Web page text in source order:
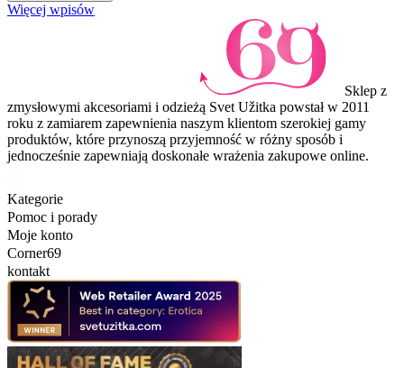
Więcej wpisów
Sklep z
zmysłowymi akcesoriami i odzieżą Svet Užitka powstał w 2011
roku z zamiarem zapewnienia naszym klientom szerokiej gamy
produktów, które przynoszą przyjemność w różny sposób i
jednocześnie zapewniają doskonałe wrażenia zakupowe online.
Kategorie
Pomoc i porady
Moje konto
Corner69
kontakt